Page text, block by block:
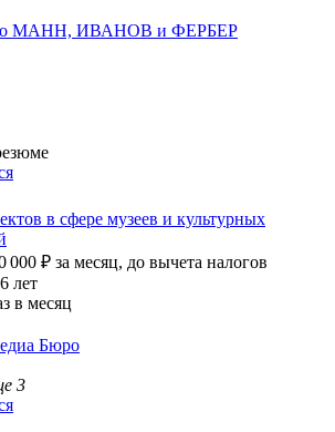
МАНН, ИВАНОВ и ФЕРБЕР
в сфере музеев и культурных
000 ₽ за месяц, до вычета налогов
лет
в месяц
Бюро
3